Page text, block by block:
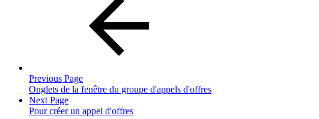
Previous Page
Onglets de la fenêtre du groupe d'appels d'offres
Next Page
Pour créer un appel d'offres